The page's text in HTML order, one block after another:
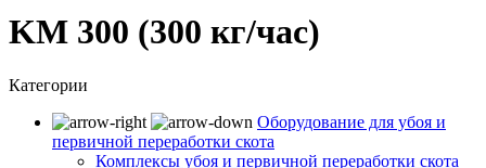
KM 300 (300 кг/час)
Категории
Оборудование для убоя и
первичной переработки скота
Комплексы убоя и первичной переработки скота